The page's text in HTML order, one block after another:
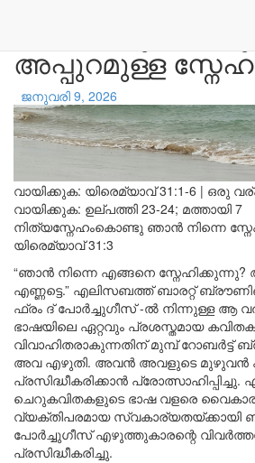
അപ്പുറമുള്ള
ജനുവരി 9, 2026
വായിക്കുക: യിരെമ്യാവ് 31:1-6 | ഒരു
വായിക്കുക: ഉല്പത്തി 23-24; മത്തായി 7
നിത്യസ്നേഹംകൊണ്ടു ഞാൻ നിന്നെ
യിരെമ്യാവ് 31:3
“ഞാൻ നിന്നെ എങ്ങനെ
എണ്ണട്ടെ.” എലിസബത്ത് ബാരറ്റ്
ഫ്രം ദ് പോർച്ചുഗീസ് -ൽ നിന്നുള്ള ആ
ഭാഷയിലെ ഏറ്റവും പ്രശസ്തമായ
വിവാഹിതരാകുന്നതിന് മുമ്പ് റോബർട്ട്
അവ എഴുതി. അവൻ അവളുടെ മുഴുവൻ
പ്രസിദ്ധീകരിക്കാൻ
ചെറുകവിതകളുടെ ഭാഷ വളരെ
വ്യക്തിപരമായ സ്വകാര്യതയ്ക്കായി
പോർച്ചുഗീസ് എഴുത്തുകാരന്റെ
പ്രസിദ്ധീകരിച്ചു.